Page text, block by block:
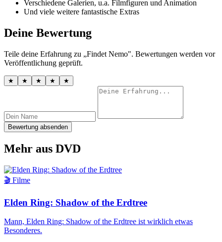
Verschiedene Galerien, u.a. Filmfiguren und Animation
Und viele weitere fantastische Extras
Deine Bewertung
Teile deine Erfahrung zu „Findet Nemo". Bewertungen werden vor
Veröffentlichung geprüft.
★ ★ ★ ★ ★
Bewertung absenden
Mehr aus DVD
🎬 Filme
Elden Ring: Shadow of the Erdtree
Mann, Elden Ring: Shadow of the Erdtree ist wirklich etwas
Besonderes.